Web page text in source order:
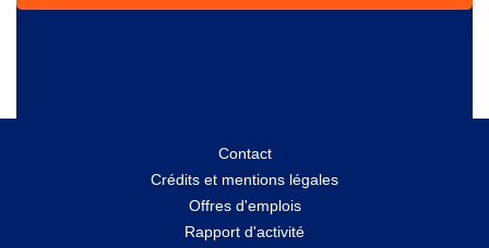
Contact
Crédits et mentions légales
Offres d'emplois
Rapport d'activité